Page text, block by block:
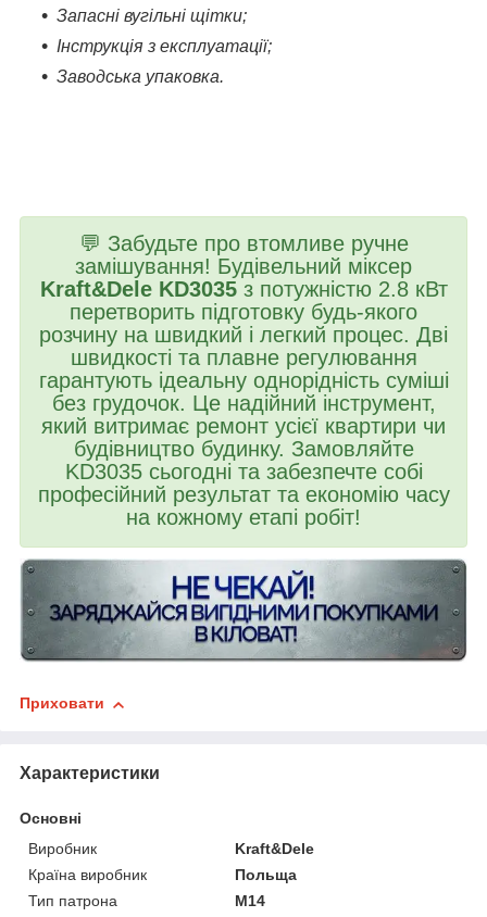
Запасні вугільні щітки;
Інструкція з експлуатації;
Заводська упаковка.
💬 Забудьте про втомливе ручне
замішування! Будівельний міксер
Kraft&Dele KD3035з потужністю 2.8 кВт
перетворить підготовку будь-якого
розчину на швидкий і легкий процес. Дві
швидкості та плавне регулювання
гарантують ідеальну однорідність суміші
без грудочок. Це надійний інструмент,
який витримає ремонт усієї квартири чи
будівництво будинку. Замовляйте
KD3035 сьогодні та забезпечте собі
професійний результат та економію часу
на кожному етапі робіт!
Приховати
Характеристики
Основні
Виробник
Kraft&Dele
Країна виробник
Польща
Тип патрона
M14